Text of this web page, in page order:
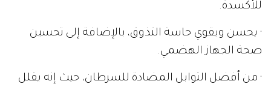
للأكسدة.
· يحسن ويقوي حاسة التذوق، بالإضافة إلى تحسين
صحة الجهاز الهضمي.
· من أفضل التوابل المضادة للسرطان، حيث إنه يقلل